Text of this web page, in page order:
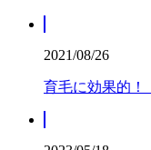
2021/08/26
育毛に効果的！